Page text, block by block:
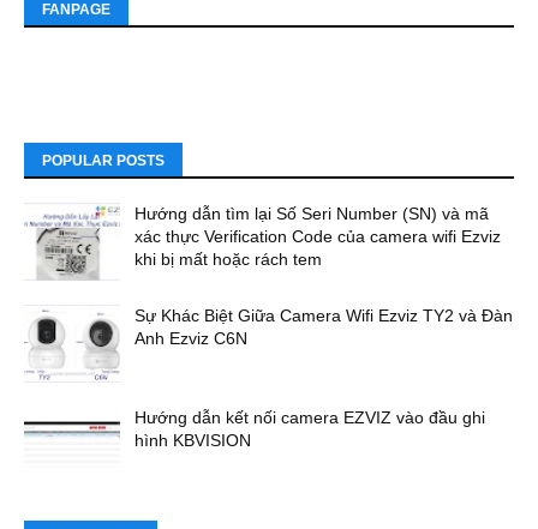
FANPAGE
POPULAR POSTS
Hướng dẫn tìm lại Số Seri Number (SN) và mã
xác thực Verification Code của camera wifi Ezviz
khi bị mất hoặc rách tem
Sự Khác Biệt Giữa Camera Wifi Ezviz TY2 và Đàn
Anh Ezviz C6N
Hướng dẫn kết nối camera EZVIZ vào đầu ghi
hình KBVISION